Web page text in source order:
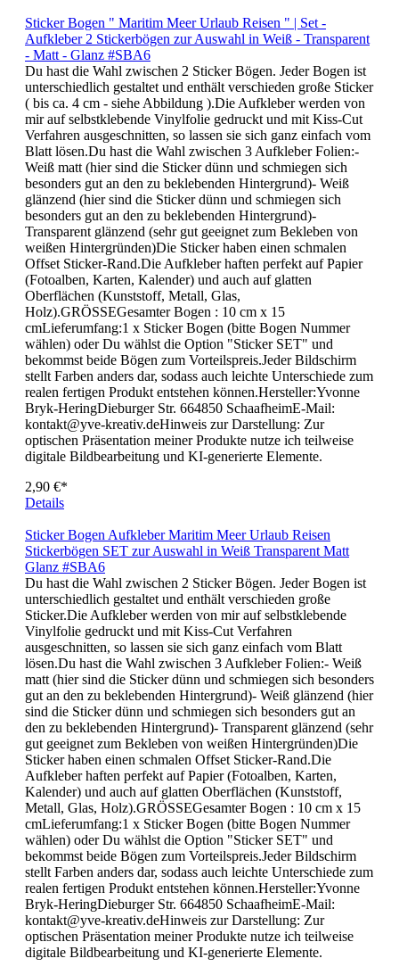
Sticker Bogen " Maritim Meer Urlaub Reisen " | Set -
Aufkleber 2 Stickerbögen zur Auswahl in Weiß - Transparent
- Matt - Glanz #SBA6
Du hast die Wahl zwischen 2 Sticker Bögen. Jeder Bogen ist
unterschiedlich gestaltet und enthält verschieden große Sticker
( bis ca. 4 cm - siehe Abbildung ).Die Aufkleber werden von
mir auf selbstklebende Vinylfolie gedruckt und mit Kiss-Cut
Verfahren ausgeschnitten, so lassen sie sich ganz einfach vom
Blatt lösen.Du hast die Wahl zwischen 3 Aufkleber Folien:-
Weiß matt (hier sind die Sticker dünn und schmiegen sich
besonders gut an den zu beklebenden Hintergrund)- Weiß
glänzend (hier sind die Sticker dünn und schmiegen sich
besonders gut an den zu beklebenden Hintergrund)-
Transparent glänzend (sehr gut geeignet zum Bekleben von
weißen Hintergründen)Die Sticker haben einen schmalen
Offset Sticker-Rand.Die Aufkleber haften perfekt auf Papier
(Fotoalben, Karten, Kalender) und auch auf glatten
Oberflächen (Kunststoff, Metall, Glas,
Holz).GRÖSSEGesamter Bogen : 10 cm x 15
cmLieferumfang:1 x Sticker Bogen (bitte Bogen Nummer
wählen) oder Du wählst die Option "Sticker SET" und
bekommst beide Bögen zum Vorteilspreis.Jeder Bildschirm
stellt Farben anders dar, sodass auch leichte Unterschiede zum
realen fertigen Produkt entstehen können.Hersteller:Yvonne
Bryk-HeringDieburger Str. 664850 SchaafheimE-Mail:
kontakt@yve-kreativ.deHinweis zur Darstellung: Zur
digitale Bildbearbeitung und KI-generierte Elemente.
Details
Sticker Bogen Aufkleber Maritim Meer Urlaub Reisen
Stickerbögen SET zur Auswahl in Weiß Transparent Matt
Glanz #SBA6
Du hast die Wahl zwischen 2 Sticker Bögen. Jeder Bogen ist
unterschiedlich gestaltet und enthält verschieden große
Sticker.Die Aufkleber werden von mir auf selbstklebende
Vinylfolie gedruckt und mit Kiss-Cut Verfahren
ausgeschnitten, so lassen sie sich ganz einfach vom Blatt
lösen.Du hast die Wahl zwischen 3 Aufkleber Folien:- Weiß
matt (hier sind die Sticker dünn und schmiegen sich besonders
gut an den zu beklebenden Hintergrund)- Weiß glänzend (hier
sind die Sticker dünn und schmiegen sich besonders gut an
den zu beklebenden Hintergrund)- Transparent glänzend (sehr
gut geeignet zum Bekleben von weißen Hintergründen)Die
Sticker haben einen schmalen Offset Sticker-Rand.Die
Aufkleber haften perfekt auf Papier (Fotoalben, Karten,
Kalender) und auch auf glatten Oberflächen (Kunststoff,
Metall, Glas, Holz).GRÖSSEGesamter Bogen : 10 cm x 15
cmLieferumfang:1 x Sticker Bogen (bitte Bogen Nummer
wählen) oder Du wählst die Option "Sticker SET" und
bekommst beide Bögen zum Vorteilspreis.Jeder Bildschirm
stellt Farben anders dar, sodass auch leichte Unterschiede zum
realen fertigen Produkt entstehen können.Hersteller:Yvonne
Bryk-HeringDieburger Str. 664850 SchaafheimE-Mail:
kontakt@yve-kreativ.deHinweis zur Darstellung: Zur